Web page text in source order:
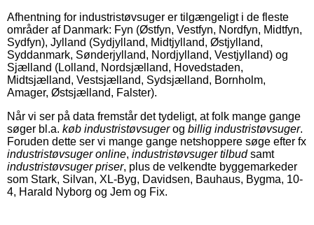
Afhentning for industristøvsuger er tilgængeligt i de fleste
områder af Danmark: Fyn (Østfyn, Vestfyn, Nordfyn, Midtfyn,
Sydfyn), Jylland (Sydjylland, Midtjylland, Østjylland,
Syddanmark, Sønderjylland, Nordjylland, Vestjylland) og
Sjælland (Lolland, Nordsjælland, Hovedstaden,
Midtsjælland, Vestsjælland, Sydsjælland, Bornholm,
Amager, Østsjælland, Falster).
Når vi ser på data fremstår det tydeligt, at folk mange gange
søger bl.a. køb industristøvsugerog billig industristøvsuger.
Foruden dette ser vi mange gange netshoppere søge efter fx
industristøvsuger online, industristøvsuger tilbudsamt
industristøvsuger priser, plus de velkendte byggemarkeder
som Stark, Silvan, XL-Byg, Davidsen, Bauhaus, Bygma, 10-
4, Harald Nyborg og Jem og Fix.